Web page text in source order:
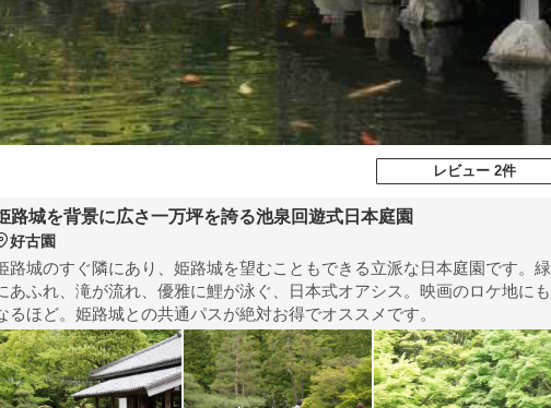
レビュー 2件
路城を背景に広さ一万坪を誇る池泉回遊式日本庭園
好古園
路城のすぐ隣にあり、姫路城を望むこともできる立派な日本庭園です。緑
あふれ、滝が流れ、優雅に鯉が泳ぐ、日本式オアシス。映画のロケ地にも
るほど。姫路城との共通パスが絶対お得でオススメです。